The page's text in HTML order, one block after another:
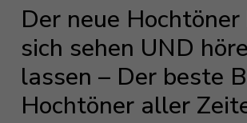
Der neue Hochtöner
sich sehen UND
lassen – Der beste
Hochtöner aller